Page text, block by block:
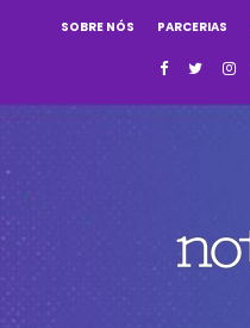
SOBRE NÓS PARCERIAS